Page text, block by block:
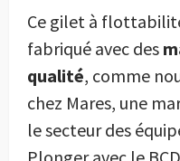
Ce gilet à
fabriqué avec des
qualité, comme
chez Mares, une
le secteur des